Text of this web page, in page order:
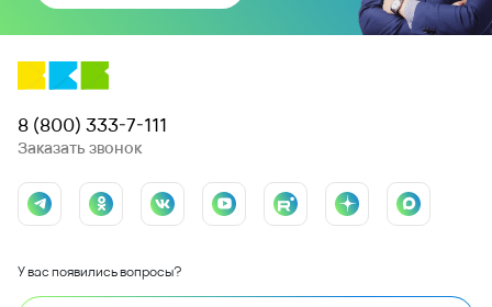
8 (800) 333-7-111
Заказать звонок
У вас появились вопросы?